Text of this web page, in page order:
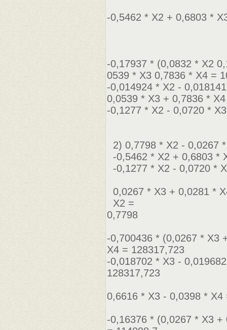
-0,5462 * Х2 + 0,6803 *
-0,17937 * (0,0832 * Х2
0539 * Х3 0,7836 * Х4 =
-0,014924 * Х2 -
0,0539 * Х3 + 0,7836 *
-0,1277 * Х2 - 0,0720 *
2) 0,7798 * Х2 - 0,0267
-0,5462 * Х2 + 0,6803 *
-0,1277 * Х2 - 0,0720 *
0,0267 * Х3 + 0,0281 *
Х2 =
0,7798
-0,700436 * (0,0267 * Х3
Х4 = 128317,723
-0,018702 * Х3 -
128317,723
0,6616 * Х3 - 0,0398 * Х4
-0,16376 * (0,0267 * Х3